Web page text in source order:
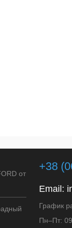
от
+38
Email:
График
Пн–Пт: